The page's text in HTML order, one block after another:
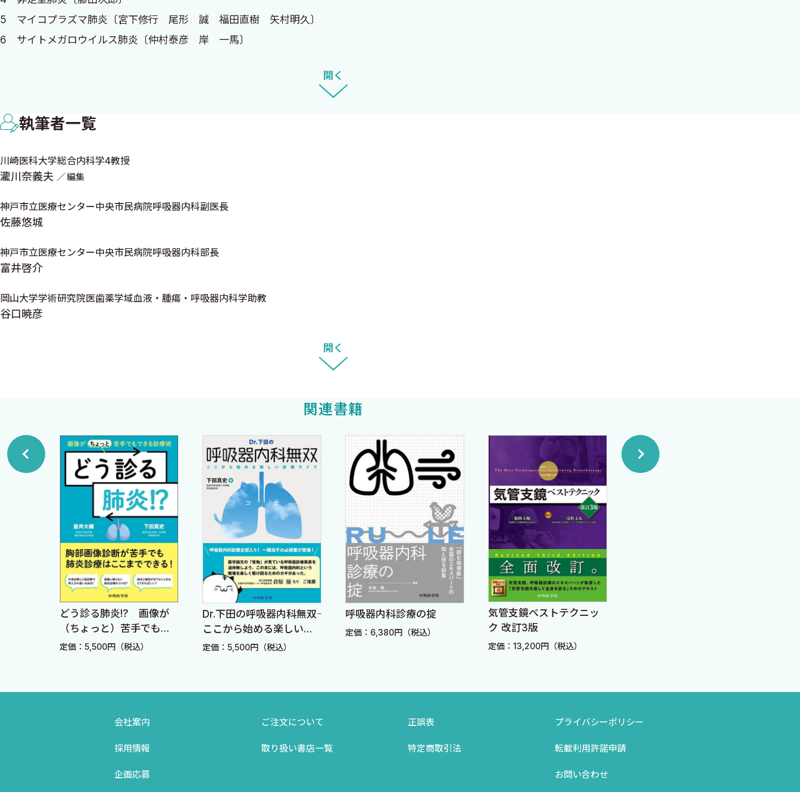
2021年6月
瀧川奈義夫
5 マイコプラズマ肺炎〔宮下修行 尾形 誠 福田直樹 矢村明久〕
6 サイトメガロウイルス肺炎〔仲村泰彦 岸 一馬〕
10 肺真菌症〔山崎 章〕
12 非結核性抗酸菌症〔小橋吉博〕
13 薬剤性肺炎（1）〔本田 健 関 順彦〕
14 薬剤性肺炎（2）〔穴吹和貴 横山彰仁〕
15 薬剤性肺炎（3）〔石田 直〕
17 薬剤性肺炎・放射線肺炎〔齋藤好信 弦間昭彦〕
19 アレルギー性気管支肺アスペルギルス症（ABPA）〔浅野浩一郎〕
24 呼吸細気管支炎を伴う間質性肺疾患（RB-ILD）〔佐藤正大 西岡安彦〕
26 多発血管炎性肉芽腫症（GPA，Wegener肉芽腫症）〔穴吹和貴 横山彰仁〕
27 サルコイドーシス〔原田美沙 松永和人〕
28 特発性器質化肺炎〔堀益 靖 服部 登〕
29 肺胞出血〔小山勝正 友田恒一〕
30 肺胞蛋白症（PAP）〔竹内奈緒子 新井 徹 井上義一〕
31 びまん性汎細気管支炎（DPB）〔岩本博志 服部 登〕
32 COPD〔小賀 徹〕
33 気腫合併肺線維症（CPFE）〔仲村泰彦 岸 一馬〕
34 気胸〔丹保裕一 笠原寿郎〕
35 Bullaに接した肺癌〔中島和寿 長尾大志 礒部 威〕
36 特発性肺線維症（IPF）合併肺癌〔加藤元康 高橋和久〕
40 肺大細胞癌〔市原英基 木浦勝行〕
41 肺小細胞癌〔滝口裕一〕
42 転移性肺腫瘍〔滝口裕一〕
開く
執筆者一覧
川崎医科大学総合内科学4教授
瀧川奈義夫 編集
神戸市立医療センター中央市民病院呼吸器内科副医長
佐藤悠城
神戸市立医療センター中央市民病院呼吸器内科部長
富井啓介
岡山大学学術研究院医歯薬学域血液・腫瘍・呼吸器内科学助教
谷口暁彦
開く
関連書籍
どう診る肺炎!? 画像が
（ちょっと）苦手でもで
きる診療術
定価：5,500円（税込）
Dr.下田の呼吸器内科無双――
ここから始める楽しい診
療ライフ
定価：5,500円（税込）
呼吸器内科診療の掟
定価：6,380円（税込）
気管支鏡ベストテクニッ
ク 改訂3版
定価：13,200円（税込）
会社案内
採用情報
企画応募
ご注文について
取り扱い書店一覧
正誤表
特定商取引法
プライバシーポリシー
転載利用許諾申請
お問い合わせ